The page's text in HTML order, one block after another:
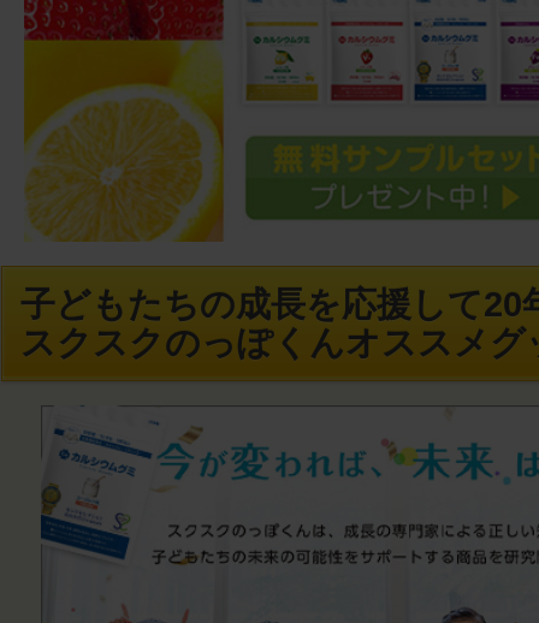
子どもたちの成長を応援して20
スクスクのっぽくんオススメグ